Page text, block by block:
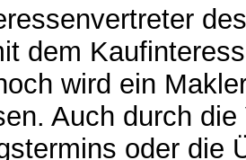
dem
wird ein
Auch durch
oder die